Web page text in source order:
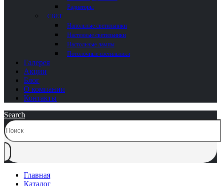
Радиаторы
СВЕТ
Напольные светильники
Настенные светильники
Настольные лампы
Потолочные светильники
Галерея
Акции
Блог
О компании
Контакты
Search
Главная
Каталог